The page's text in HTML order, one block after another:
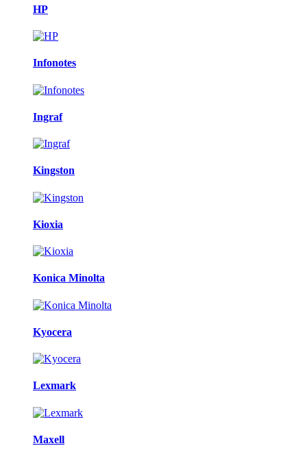
HP
Infonotes
Ingraf
Kingston
Kioxia
Konica Minolta
Kyocera
Lexmark
Maxell